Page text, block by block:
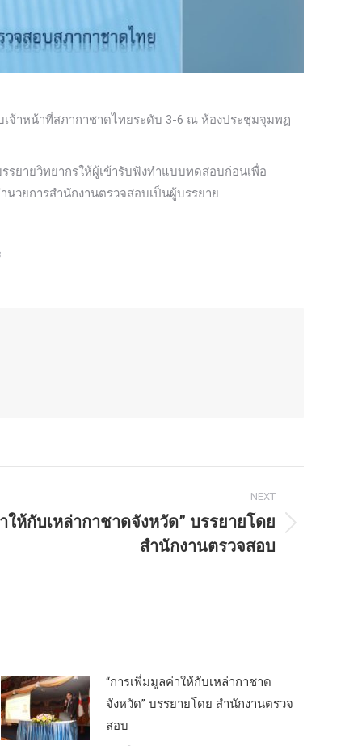
เจ้าหน้าที่สภากาชาดไทยระดับ 3-6 ณ ห้องประชุมจุมพฏ
ยายวิทยากรให้ผู้เข้ารับฟังทำแบบทดสอบก่อนเพื่อ
นวยการสำนักงานตรวจสอบเป็นผู้บรรยาย
NEXT
ให้กับเหล่ากาชาดจังหวัด” บรรยายโดย
สำนักงานตรวจสอบ
“การเพิ่มมูลค่าให้กับเหล่ากาชาด
จังหวัด” บรรยายโดย สำนักงานตรวจ
สอบ